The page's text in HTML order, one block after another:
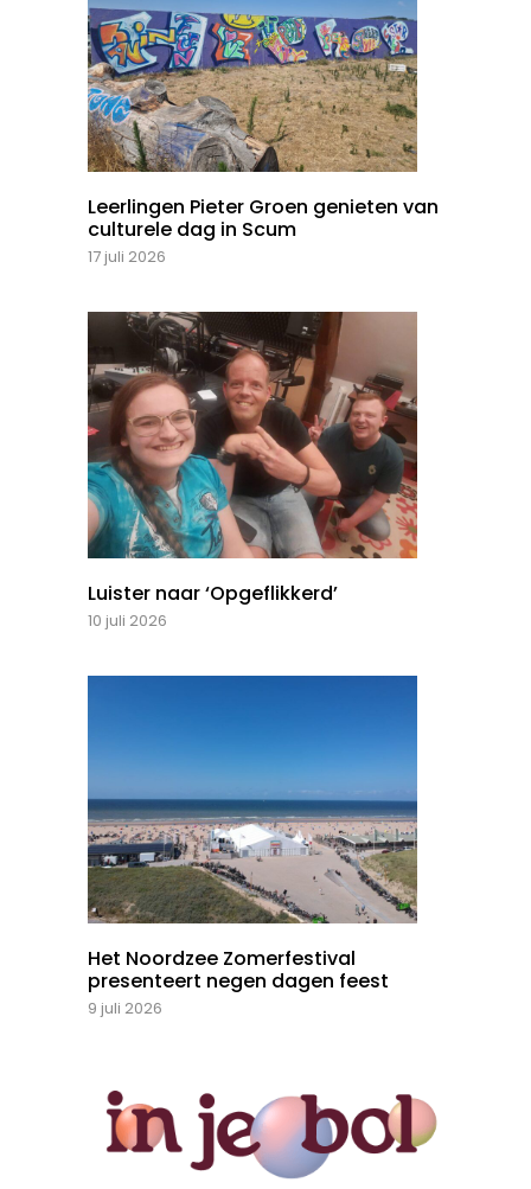
Leerlingen Pieter Groen genieten van
culturele dag in Scum
17 juli 2026
Luister naar ‘Opgeflikkerd’
10 juli 2026
Het Noordzee Zomerfestival
presenteert negen dagen feest
9 juli 2026